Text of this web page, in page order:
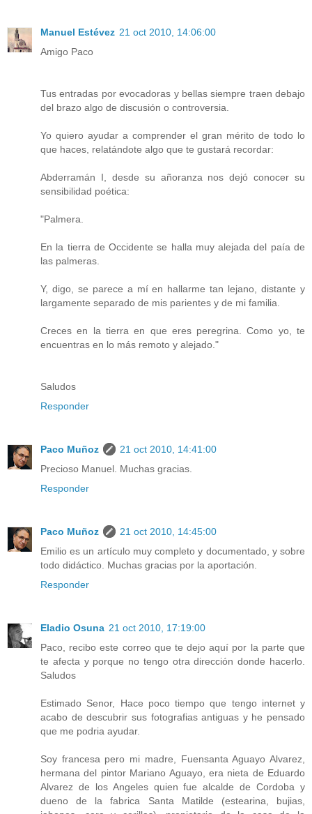
Manuel Estévez 21 oct 2010, 14:06:00
Amigo Paco
Tus entradas por evocadoras y bellas siempre traen debajo
del brazo algo de discusión o controversia.
Yo quiero ayudar a comprender el gran mérito de todo lo
que haces, relatándote algo que te gustará recordar:
Abderramán I, desde su añoranza nos dejó conocer su
sensibilidad poética:
"Palmera.
En la tierra de Occidente se halla muy alejada del paía de
las palmeras.
Y, digo, se parece a mí en hallarme tan lejano, distante y
largamente separado de mis parientes y de mi familia.
Creces en la tierra en que eres peregrina. Como yo, te
encuentras en lo más remoto y alejado."
Saludos
Responder
Paco Muñoz
21 oct 2010, 14:41:00
Precioso Manuel. Muchas gracias.
Responder
Paco Muñoz
21 oct 2010, 14:45:00
Emilio es un artículo muy completo y documentado, y sobre
todo didáctico. Muchas gracias por la aportación.
Responder
Eladio Osuna 21 oct 2010, 17:19:00
Paco, recibo este correo que te dejo aquí por la parte que
te afecta y porque no tengo otra dirección donde hacerlo.
Saludos
Estimado Senor, Hace poco tiempo que tengo internet y
acabo de descubrir sus fotografias antiguas y he pensado
que me podria ayudar.
Soy francesa pero mi madre, Fuensanta Aguayo Alvarez,
hermana del pintor Mariano Aguayo, era nieta de Eduardo
Alvarez de los Angeles quien fue alcalde de Cordoba y
dueno de la fabrica Santa Matilde (estearina, bujias,